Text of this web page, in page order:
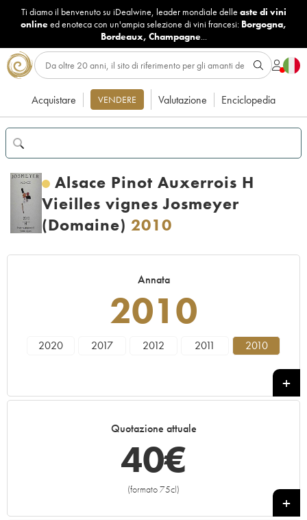
Ti diamo il benvenuto su iDealwine, leader mondiale delle aste di vini
onlineed enoteca con un'ampia selezione di vini francesi: Borgogna,
Bordeaux, Champagne...
Acquistare VENDERE Valutazione Enciclopedia
Alsace Pinot Auxerrois H
Vieilles vignes Josmeyer
(Domaine) 2010
Annata
2010
2020 2017 2012 2011 2010
Quotazione attuale
40€
(formato 75cl)
+